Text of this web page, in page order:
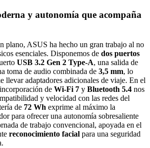
y autonomía que acompaña
plano, ASUS ha hecho un gran trabajo al no
esenciales. Disponemos de dos puertos
USB 3.2 Gen 2 Type-A, una salida de
toma de audio combinada de 3,5 mm, lo
llevar adaptadores adicionales de viaje. En el
de Wi-Fi 7 y Bluetooth 5.4 nos
y velocidad con las redes del
de 72 Wh exprime al máximo la
para ofrecer una autonomía sobresaliente
de trabajo convencional, apoyada en el
reconocimiento facial para una seguridad